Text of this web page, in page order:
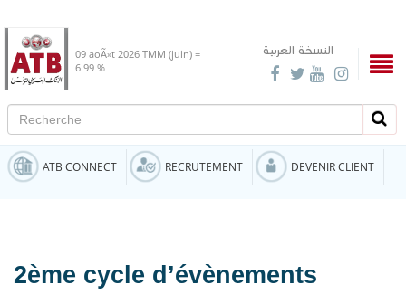
النسخة العربية 09 aoÃ»t 2026 TMM (juin) =
6.99 %
Recherche
ATB CONNECT RECRUTEMENT DEVENIR CLIENT
2ème cycle d’évènements